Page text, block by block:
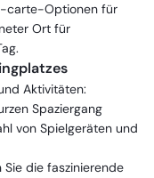
carte-Optionen für
Ort für
Aktivitäten:
Spaziergang
von Spielgeräten und
Sie die faszinierende